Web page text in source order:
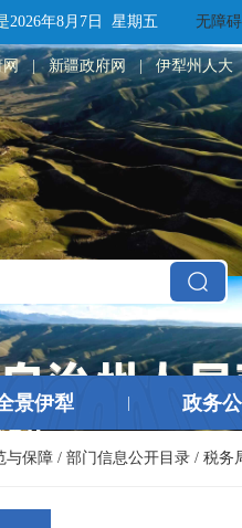
2026年8月7日 星期五 无障碍
网 | 新疆政府网 | 伊犁州人大
景伊犁 政务
与保障 / 部门信息公开目录 / 税务